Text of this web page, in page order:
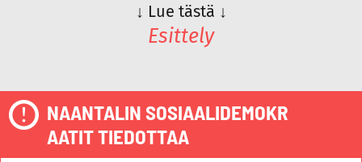
↓ Lue tästä ↓
Esittely
NAANTALIN SOSIAALIDEMOKR
AATIT TIEDOTTAA